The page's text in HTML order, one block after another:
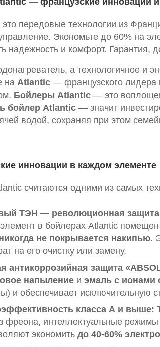
передовые технологии из
Экономьте до 60% на
надежность и комфорт. Гарантия,
а технологичное и
на Atlantic — французского лидера
Бойлеры Atlantic — это
бойлер Atlantic — значит
водой, сохраняя при этом
инновации в каждом элементе
считаются одними из самых
ТЭН — революционная защита
в бойлерах Atlantic
не покрывается накипью.
на его очистку или замену.
антикоррозийная защита
напыление и эмаль с ионами
и обеспечивает исключительную
класса А и выше:
фреона, интеллектуальные
экономить до 40-60%